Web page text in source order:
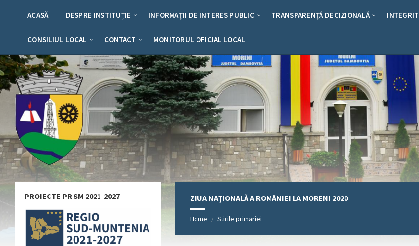
ACASĂ DESPRE INSTITUȚIE INFORMAȚII DE INTERES PUBLIC TRANSPARENȚĂ DECIZIONALĂ
CONSILIUL LOCAL CONTACT MONITORUL OFICIAL LOCAL
ZIUA NAȚIONALĂ A ROMÂNIEI LA MORENI 2020
Home / Stirile primariei
PROIECTE PR SM 2021-2027